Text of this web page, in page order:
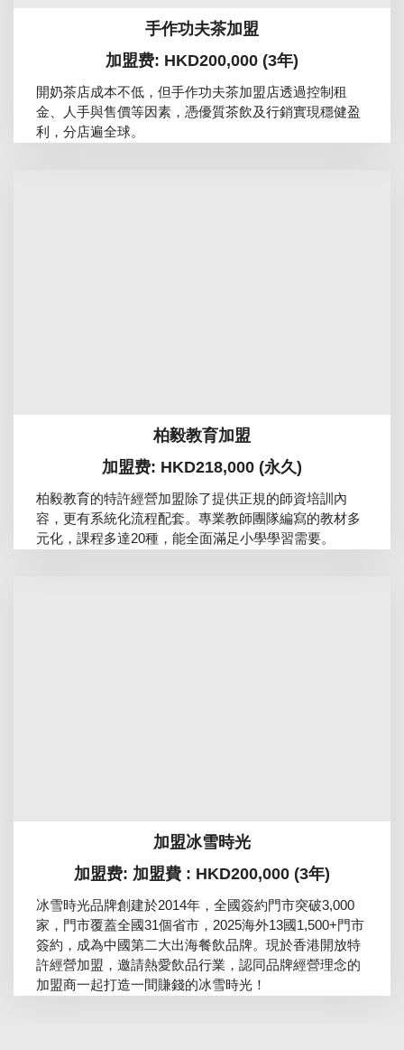
手作功夫茶加盟
加盟费: HKD200,000 (3年)
開奶茶店成本不低，但手作功夫茶加盟店透過控制租
金、人手與售價等因素，憑優質茶飲及行銷實現穩健盈
利，分店遍全球。
柏毅教育加盟
加盟费: HKD218,000 (永久)
柏毅教育的特許經營加盟除了提供正規的師資培訓內
容，更有系統化流程配套。專業教師團隊編寫的教材多
元化，課程多達20種，能全面滿足小學學習需要。
加盟冰雪時光
加盟费: 加盟費 : HKD200,000 (3年)
冰雪時光品牌創建於2014年，全國簽約門市突破3,000
家，門市覆蓋全國31個省市，2025海外13國1,500+門市
簽約，成為中國第二大出海餐飲品牌。現於香港開放特
許經營加盟，邀請熱愛飲品行業，認同品牌經營理念的
加盟商一起打造一間賺錢的冰雪時光！